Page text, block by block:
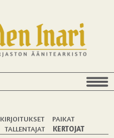
KIRJOITUKSET
PAIKAT
TALLENTAJAT KERTOJAT